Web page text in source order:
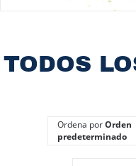
TODOS
Ordena porOrden
predeterminado